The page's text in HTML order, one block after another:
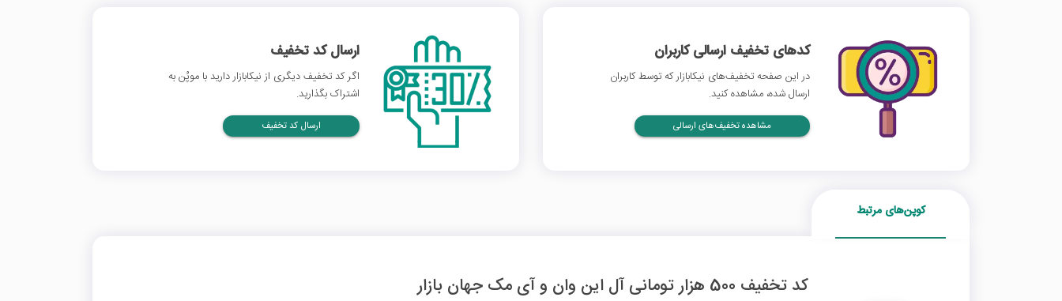
کدهای تخفیف ارسالی کاربران
در این صفحه تخفیف‌های نیکابازار که توسط کاربران
ارسال شده، مشاهده کنید.
مشاهده تخفیف‌های ارسالی
ارسال کد تخفیف
اگر کد تخفیف دیگری از نیکابازار دارید با موپُن به
اشتراک بگذارید.
ارسال کد تخفیف
کوپن‌های مرتبط
کد تخفیف 500 هزار تومانی آل این وان و آی مک جهان بازار